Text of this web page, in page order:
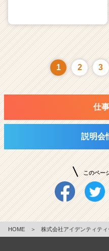
1 2 3
仕
説明会
このペー
HOME ＞ 株式会社アイデンティティ